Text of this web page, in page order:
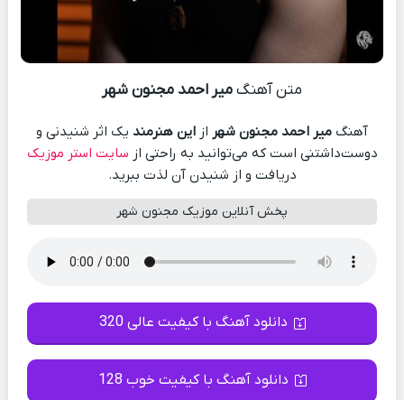
متن آهنگمیر احمد مجنون شهر
آهنگ میر احمد مجنون شهر از این هنرمند یک اثر شنیدنی و
دوست‌داشتنی است که می‌توانید به راحتی از سایت استر موزیک
دریافت و از شنیدن آن لذت ببرید.
پخش آنلاین موزیک مجنون شهر
دانلود آهنگ با کیفیت عالی 320
دانلود آهنگ با کیفیت خوب 128